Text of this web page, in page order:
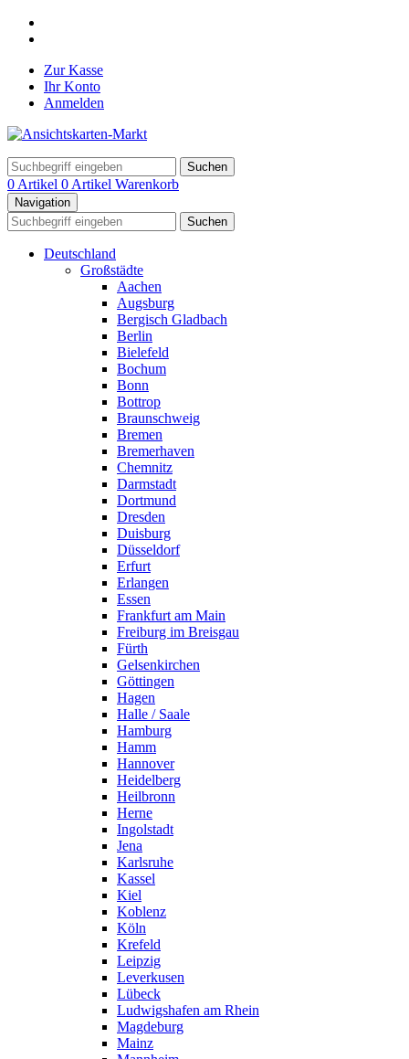
Zur Kasse
Ihr Konto
Anmelden
Suchen
0 Artikel 0 Artikel Warenkorb
Navigation
Suchen
Deutschland
Großstädte
Aachen
Augsburg
Bergisch Gladbach
Berlin
Bielefeld
Bochum
Bonn
Bottrop
Braunschweig
Bremen
Bremerhaven
Chemnitz
Darmstadt
Dortmund
Dresden
Duisburg
Düsseldorf
Erfurt
Erlangen
Essen
Frankfurt am Main
Freiburg im Breisgau
Fürth
Gelsenkirchen
Göttingen
Hagen
Halle / Saale
Hamburg
Hamm
Hannover
Heidelberg
Heilbronn
Herne
Ingolstadt
Jena
Karlsruhe
Kassel
Kiel
Koblenz
Köln
Krefeld
Leipzig
Leverkusen
Lübeck
Ludwigshafen am Rhein
Magdeburg
Mainz